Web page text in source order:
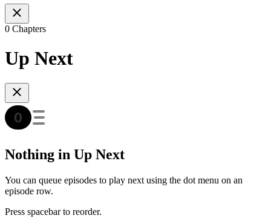
0 Chapters
Up Next
Nothing in Up Next
You can queue episodes to play next using the dot menu on an
episode row.
Press spacebar to reorder.